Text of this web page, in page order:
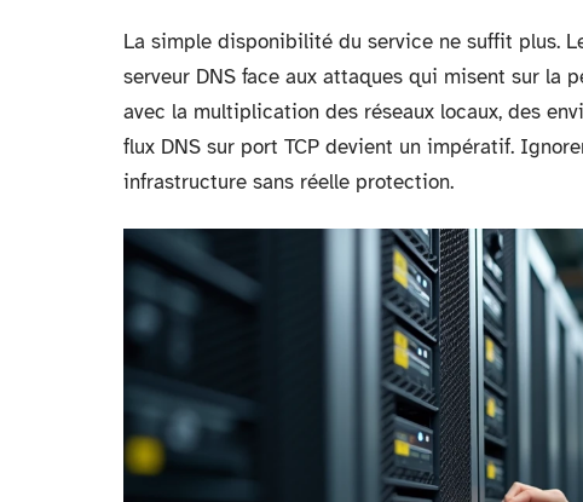
La simple disponibilité du service ne suffit plus.
serveur DNS face aux attaques qui misent sur la
avec la multiplication des réseaux locaux, des
flux DNS sur port TCP devient un impératif.
infrastructure sans réelle protection.